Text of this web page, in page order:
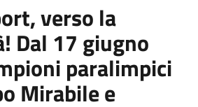
verso la
Dal 17 giugno
paralimpici
Mirabile e